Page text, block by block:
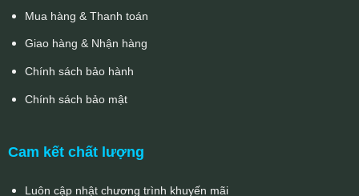
Mua hàng & Thanh toán
Giao hàng & Nhận hàng
Chính sách bảo hành
Chính sách bảo mật
Cam kết chất lượng
Luôn cập nhật chương trình khuyến mãi